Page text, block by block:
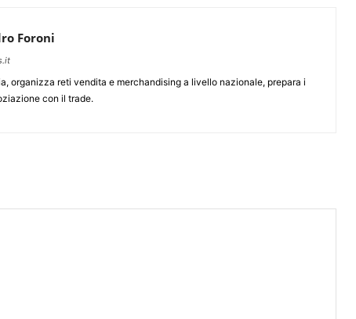
Foroni
organizza reti vendita e merchandising a livello nazionale, prepara i
con il trade.